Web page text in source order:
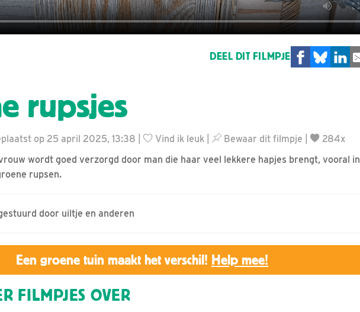
DEEL DIT FILMPJE
rupsjes
op 25 april 2025, 13:38 | Vind ik leuk Bewaar dit filmpje
284x
wordt goed verzorgd door man die haar veel lekkere hapjes brengt, vooral in
rupsen.
door uiltje en anderen
Een groene tuin maakt het verschil! Help mee!
FILMPJES OVER